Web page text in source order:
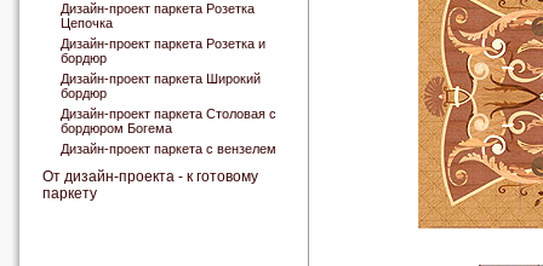
Дизайн-проект паркета Розетка
Цепочка
Дизайн-проект паркета Розетка и
бордюр
Дизайн-проект паркета Широкий
бордюр
Дизайн-проект паркета Столовая с
бордюром Богема
Дизайн-проект паркета с вензелем
От дизайн-проекта - к готовому
паркету